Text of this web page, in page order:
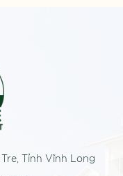
Tỉnh Vĩnh Long